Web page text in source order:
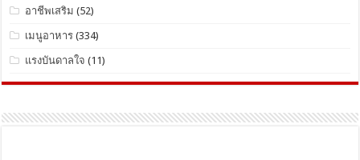
อาชีพเสริม (52)
เมนูอาหาร (334)
แรงบันดาลใจ (11)